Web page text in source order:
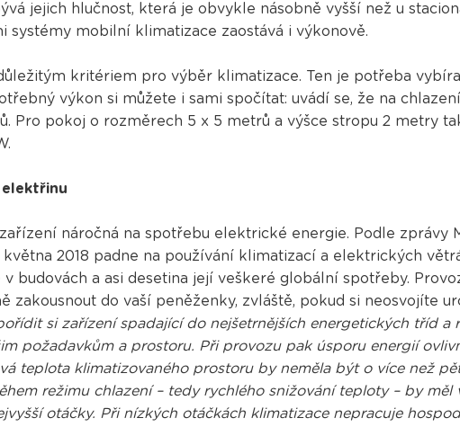
jejich hlučnost, která je obvykle násobně vyšší než u
systémy mobilní klimatizace zaostává i výkonově.
kritériem pro výběr klimatizace. Ten je potřeba
výkon si můžete i sami spočítat: uvádí se, že na
Pro pokoj o rozměrech 5 x 5 metrů a výšce stropu 2 metry
náročná na spotřebu elektrické energie. Podle zprávy
2018 padne na používání klimatizací a elektrických
budovách a asi desetina její veškeré globální spotřeby.
zakousnout do vaší peněženky, zvláště, pokud si neosvojíte
si zařízení spadající do nejšetrnějších energetických tříd a
požadavkům a prostoru. Při provozu pak úsporu energií
teplota klimatizovaného prostoru by neměla být o více než
režimu chlazení – tedy rychlého snižování teploty – by měl
otáčky. Při nízkých otáčkách klimatizace nepracuje